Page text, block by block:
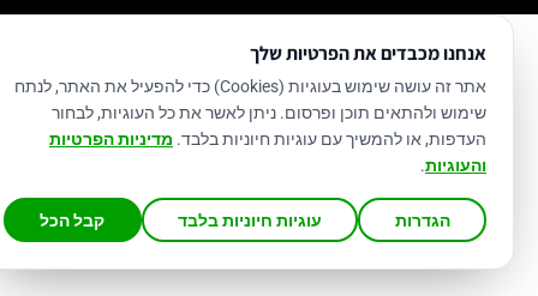
אנחנו מכבדים את הפרטיות שלך
אתר זה עושה שימוש בעוגיות (Cookies) כדי להפעיל את האתר, לנתח
שימוש ולהתאים תוכן ופרסום. ניתן לאשר את כל העוגיות, לבחור
העדפות, או להמשיך עם עוגיות חיוניות בלבד.מדיניות הפרטיות
והעוגיות.
הגדרות עוגיות חיוניות בלבד קבל הכל